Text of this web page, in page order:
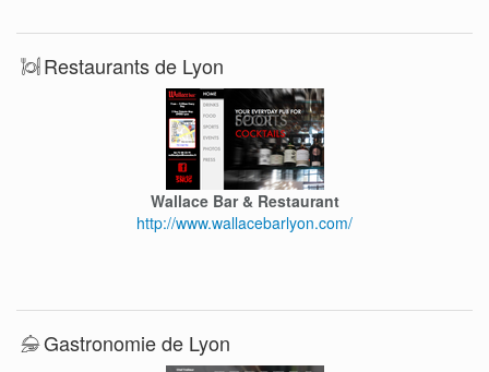
Restaurants de Lyon
Wallace Bar & Restaurant
http://www.wallacebarlyon.com/
Gastronomie de Lyon